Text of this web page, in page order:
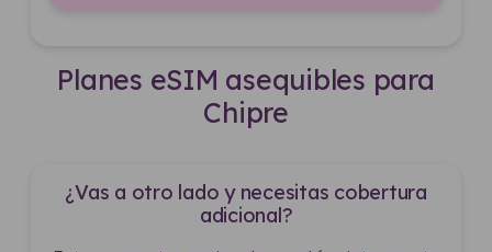
Planes eSIM asequibles para
Chipre
¿Vas a otro lado y necesitas cobertura
adicional?